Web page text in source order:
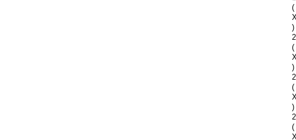
(
)
(
)
(
)
(